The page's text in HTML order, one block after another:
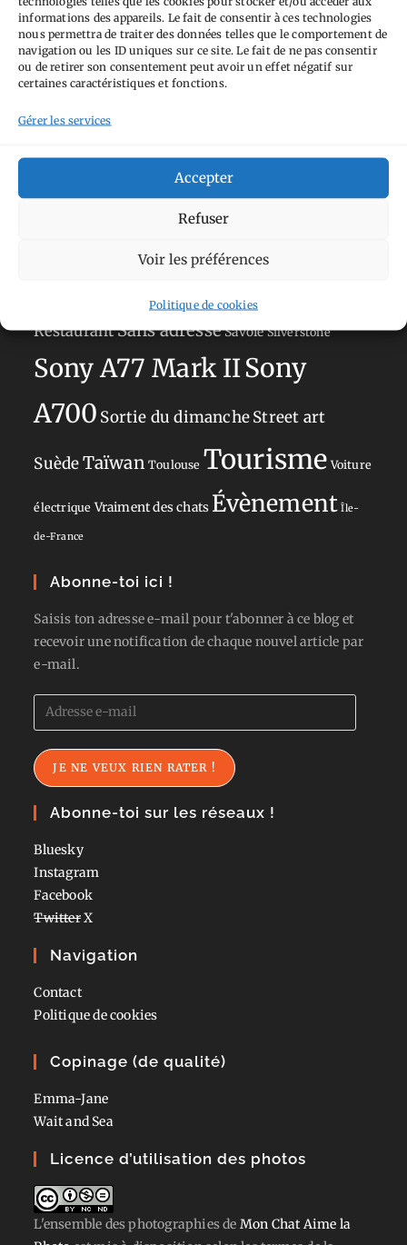
informations des appareils. Le fait de consentir à ces technologies
nous permettra de traiter des données telles que le comportement de
navigation ou les ID uniques sur ce site. Le fait de ne pas consentir
ou de retirer son consentement peut avoir un effet négatif sur
certaines caractéristiques et fonctions.
Gérer les services
Accepter
Refuser
Voir les préférences
Politique de cookies
Tags
AilleursAimez-vous bordel
Anti tourisme
Hébergement
La DéfenseNormandie
Olympus OM-D E-M5
Paris Pays-Bas
RestaurantSans adresseSavoie Silverstone
Sony A77 Mark IISony
A700 Sortie du dimancheStreet art
SuèdeTaïwan Toulouse Tourisme Voiture
électrique Vraiment des chats Évènement Île-
de-France
Abonne-toi ici !
Saisis ton adresse e-mail pour t'abonner à ce blog et
recevoir une notification de chaque nouvel article par
e-mail.
Adresse
e-
mail
JE NE VEUX RIEN RATER !
Abonne-toi sur les réseaux !
Bluesky
Instagram
Facebook
TwitterX
Navigation
Contact
Politique de cookies
Copinage (de qualité)
Emma-Jane
Wait and Sea
Licence d’utilisation des photos
L'ensemble des photographiesde Mon Chat Aime la